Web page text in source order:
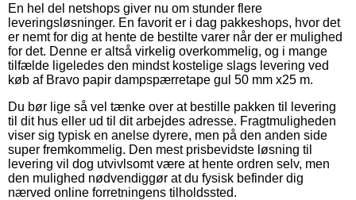
En hel del netshops giver nu om stunder flere
leveringsløsninger. En favorit er i dag pakkeshops, hvor det
er nemt for dig at hente de bestilte varer når der er mulighed
for det. Denne er altså virkelig overkommelig, og i mange
tilfælde ligeledes den mindst kostelige slags levering ved
køb af Bravo papir dampspærretape gul 50 mm x25 m.
Du bør lige så vel tænke over at bestille pakken til levering
til dit hus eller ud til dit arbejdes adresse. Fragtmuligheden
viser sig typisk en anelse dyrere, men på den anden side
super fremkommelig. Den mest prisbevidste løsning til
levering vil dog utvivlsomt være at hente ordren selv, men
den mulighed nødvendiggør at du fysisk befinder dig
nærved online forretningens tilholdssted.